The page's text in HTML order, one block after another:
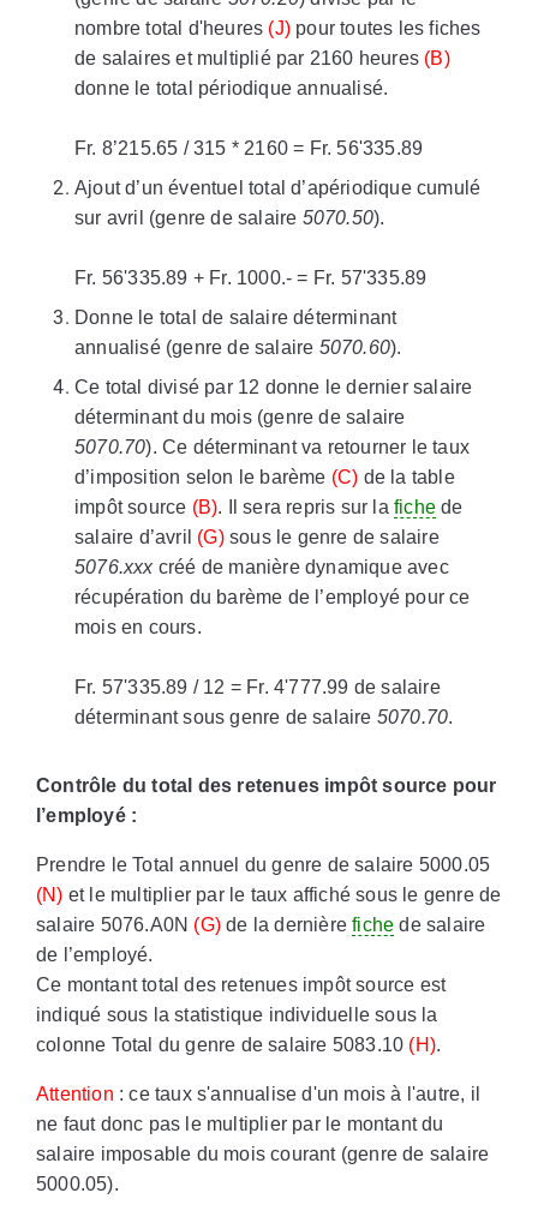
nombre total d'heures (J) pour toutes les fiches
de salaires et multiplié par 2160 heures (B)
donne le total périodique annualisé.
Fr. 8’215.65 / 315 * 2160 = Fr. 56'335.89
Ajout d’un éventuel total d’apériodique cumulé
sur avril (genre de salaire 5070.50).
Fr. 56'335.89 + Fr. 1000.- = Fr. 57'335.89
Donne le total de salaire déterminant
annualisé (genre de salaire 5070.60).
Ce total divisé par 12 donne le dernier salaire
déterminant du mois (genre de salaire
5070.70). Ce déterminant va retourner le taux
d’imposition selon le barème (C) de la table
impôt source (B). Il sera repris sur lafiche de
salaire d’avril (G)sous le genre de salaire
5076.xxxcréé de manière dynamique avec
récupération du barème de l’employé pour ce
mois en cours.
Fr. 57'335.89 / 12 = Fr. 4'777.99 de salaire
déterminant sous genre de salaire 5070.70.
Contrôle du total des retenues impôt source pour
l’employé :
Prendre le Total annuel du genre de salaire 5000.05
(N) et le multiplier par le taux affiché sous le genre de
salaire 5076.A0N (G) de la dernièrefiche de salaire
de l’employé.
Ce montant total des retenues impôt source est
indiqué sous la statistique individuelle sous la
colonne Total du genre de salaire 5083.10 (H).
Attention : ce taux s'annualise d'un mois à l'autre, il
ne faut donc pas le multiplier par le montant du
salaire imposable du mois courant (genre de salaire
5000.05).